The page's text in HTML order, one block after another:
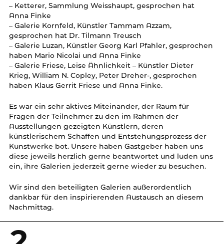
– Ketterer, Sammlung Weisshaupt, gesprochen hat
Anna Finke
– Galerie Kornfeld, Künstler Tammam Azzam,
gesprochen hat Dr. Tilmann Treusch
– Galerie Luzan, Künstler Georg Karl Pfahler, gesprochen
haben Mario Nicolai und Anna Finke
– Galerie Friese, Leise Ähnlichkeit – Künstler Dieter
Krieg, William N. Copley, Peter Dreher-, gesprochen
haben Klaus Gerrit Friese und Anna Finke.
Es war ein sehr aktives Miteinander, der Raum für
Fragen der Teilnehmer zu den im Rahmen der
Ausstellungen gezeigten Künstlern, deren
künstlerischem Schaffen und Entstehungsprozess der
Kunstwerke bot. Unsere haben Gastgeber haben uns
diese jeweils herzlich gerne beantwortet und luden uns
ein, ihre Galerien jederzeit gerne wieder zu besuchen.
Wir sind den beteiligten Galerien außerordentlich
dankbar für den inspirierenden Austausch an diesem
Nachmittag.